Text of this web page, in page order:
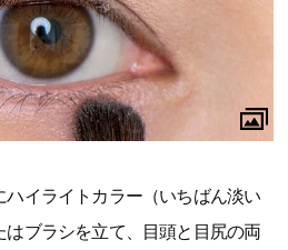
イライトカラー（いちばん淡い
ブラシを立て、目頭と目尻の両